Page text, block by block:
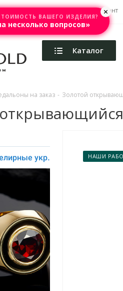
Каталоги Изготовление Ремонт
Каталог
на заказ - Золотой
НАШИ
ВАШЕГО ИЗДЕЛИЯ?
несколько вопросов»